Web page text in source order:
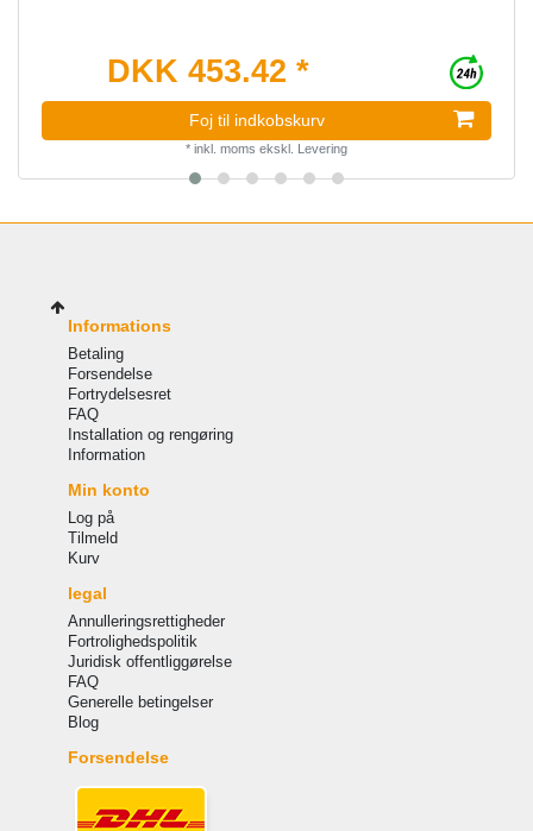
DKK 453.42 *
Foj til indkobskurv
* inkl. moms ekskl. Levering
Informations
Betaling
Forsendelse
Fortrydelsesret
FAQ
Installation og rengøring
Information
Min konto
Log på
Tilmeld
Kurv
legal
Annulleringsrettigheder
Fortrolighedspolitik
Juridisk offentliggørelse
FAQ
Generelle betingelser
Blog
Forsendelse